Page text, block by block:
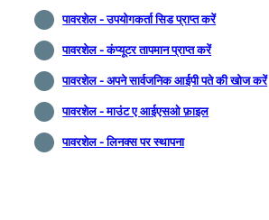
पावरशेल - उपयोगकर्ता सिड प्राप्त करें
पावरशेल - कंप्यूटर तापमान प्राप्त करें
पावरशेल - अपने सार्वजनिक आईपी पते की खोज करें
पावरशेल - माउंट ए आईएसओ फ़ाइल
पावरशेल - लिनक्स पर स्थापना